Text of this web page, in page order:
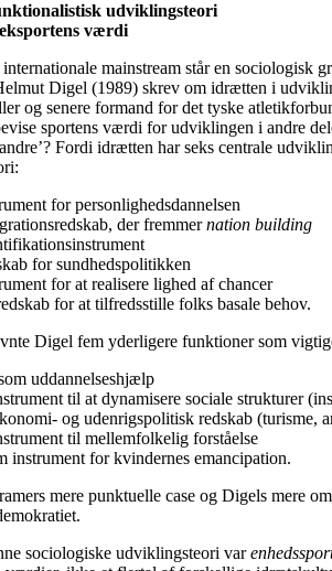
udviklingsteori
værdi
mainstream står en sociologisk
Digel (1989) skrev om idrætten i
og senere formand for det tyske
sportens værdi for udviklingen i andre
Fordi idrætten har seks centrale
for personlighedsdannelsen
der fremmernation building
for sundhedspolitikken
for at realisere lighed af chancer
for at tilfredsstille folks basale behov.
Digel fem yderligere funktioner som
uddannelseshjælp
til at dynamisere sociale strukturer
og udenrigspolitisk redskab (turisme,
til mellemfolkelig forståelse
instrument for kvindernes emancipation.
mere punktuelle case og Digels mere
sociologiske udviklingsteori var